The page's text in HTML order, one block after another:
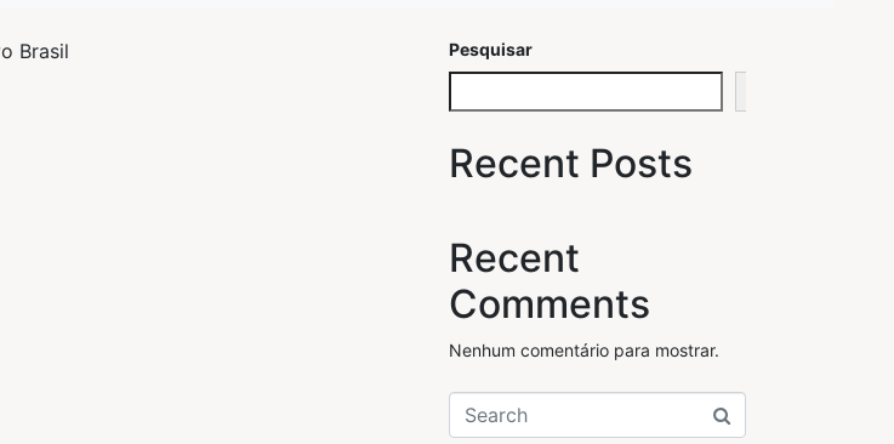
Brasil Pesquisar
Recent Posts
Recent
Comments
Nenhum comentário para mostrar.